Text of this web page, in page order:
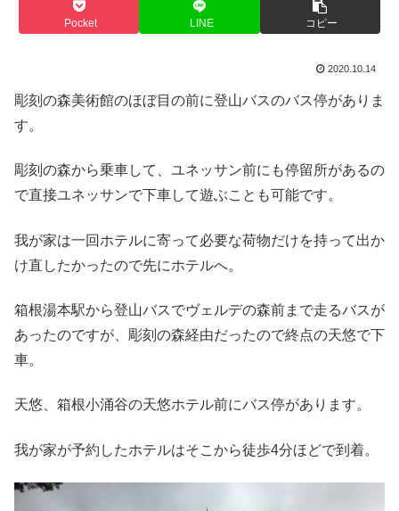
Pocket LINE コピー
2020.10.14
彫刻の森美術館のほぼ目の前に登山バスのバス停がありま
す。
彫刻の森から乗車して、ユネッサン前にも停留所があるの
で直接ユネッサンで下車して遊ぶことも可能です。
我が家は一回ホテルに寄って必要な荷物だけを持って出か
け直したかったので先にホテルへ。
箱根湯本駅から登山バスでヴェルデの森前まで走るバスが
あったのですが、彫刻の森経由だったので終点の天悠で下
車。
天悠、箱根小涌谷の天悠ホテル前にバス停があります。
我が家が予約したホテルはそこから徒歩4分ほどで到着。